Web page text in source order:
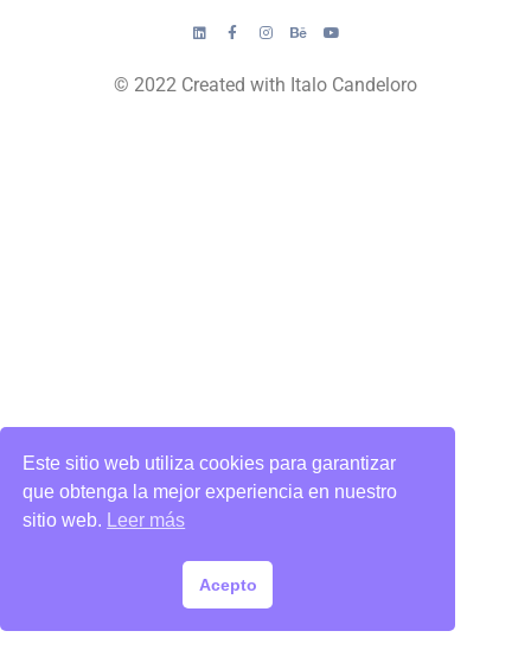
© 2022 Created with Italo Candeloro
Este sitio web utiliza cookies para garantizar
que obtenga la mejor experiencia en nuestro
sitio web.
Leer más
Acepto